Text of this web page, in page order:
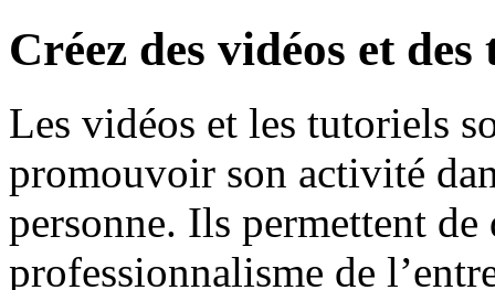
Créez des vidéos et
Les vidéos et les tutoriels
promouvoir son activité
personne. Ils permettent
professionnalisme de